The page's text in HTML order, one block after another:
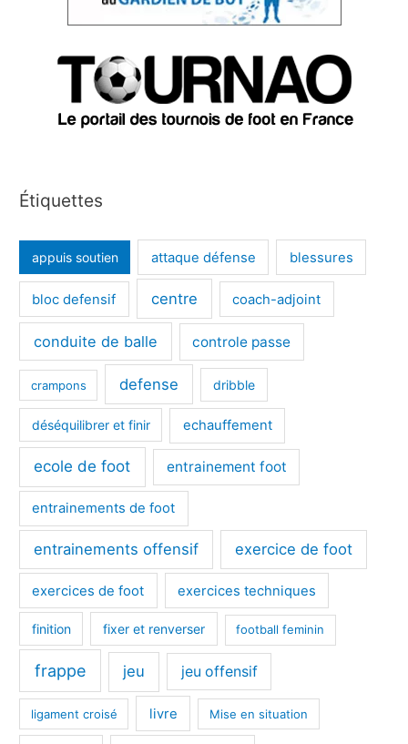
Étiquettes
appuis soutien attaque défense blessures
bloc defensif centre coach-adjoint
conduite de balle controle passe
crampons defense dribble
déséquilibrer et finir echauffement
ecole de foot entrainement foot
entrainements de foot
entrainements offensif exercice de foot
exercices de foot exercices techniques
finition fixer et renverser football feminin
frappe jeu jeu offensif
ligament croisé livre Mise en situation